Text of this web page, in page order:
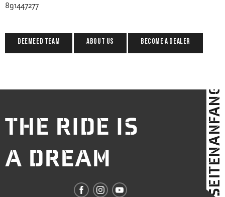
891447277
Deemeed Team ABOUT US Become a dealer
THE RIDE IS
A DREAM
SEITENANFANG